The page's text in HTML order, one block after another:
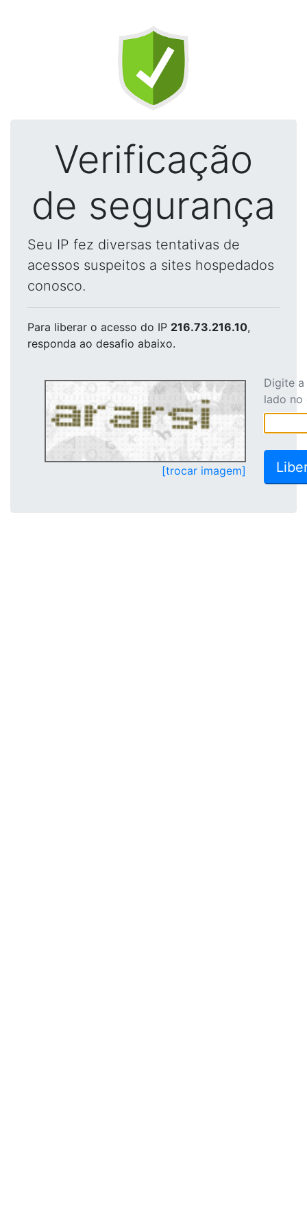
Verificação
de segurança
Seu IP fez diversas tentativas de
acessos suspeitos a sites hospedados
conosco.
Para liberar o acesso do IP 216.73.216.10,
responda ao desafio abaixo.
[trocar imagem]
Digite
lado no